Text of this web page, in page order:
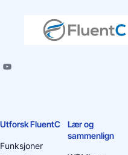
Utforsk FluentC
Funksjoner
Lær og
sammenlign